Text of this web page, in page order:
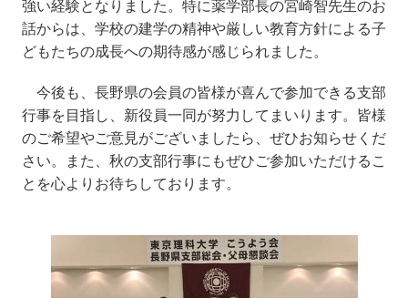
強い経験となりました。特に薬学部長の宮崎智先生のお
話からは、学校の建学の精神や厳しい教育方針による子
どもたちの成長への期待感が感じられました。
今後も、長野県の会員の皆様が喜んで参加できる支部
行事を目指し、新役員一同が努力してまいります。皆様
のご希望やご意見がございましたら、ぜひお知らせくだ
さい。また、秋の支部行事にもぜひご参加いただけるこ
とを心よりお待ちしております。